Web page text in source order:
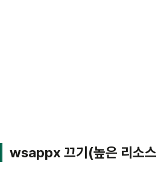
wsappx 끄기(높은 리소스